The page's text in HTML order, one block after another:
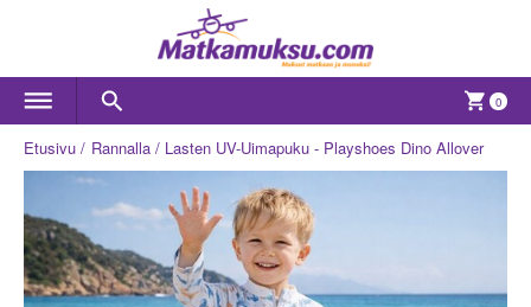
0
Etusivu Rannalla Lasten UV-Uimapuku - Playshoes Dino Allover